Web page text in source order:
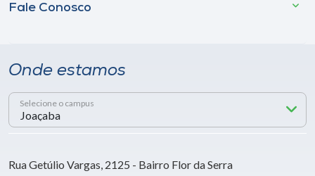
Fale Conosco
Onde estamos
Selecione o campus
Rua Getúlio Vargas, 2125 - Bairro Flor da Serra